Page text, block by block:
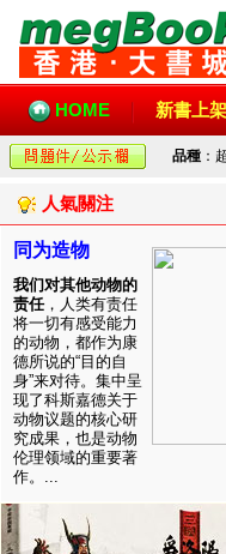
HOME 新書上架
品種 ：
人氣關注
同为造物
我们对其他动物的
责任，人类有责任
将一切有感受能力
的动物，都作为康
德所说的“目的自
身”来对待。集中呈
现了科斯嘉德关于
动物议题的核心研
究成果，也是动物
伦理领域的重要著
作。...